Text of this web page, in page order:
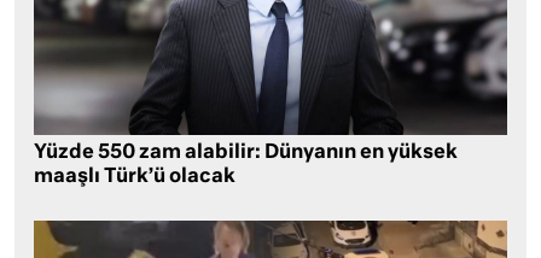
Yüzde 550 zam alabilir: Dünyanın en yüksek
maaşlı Türk’ü olacak